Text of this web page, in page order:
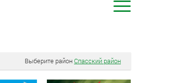
Выберите районСпасский район